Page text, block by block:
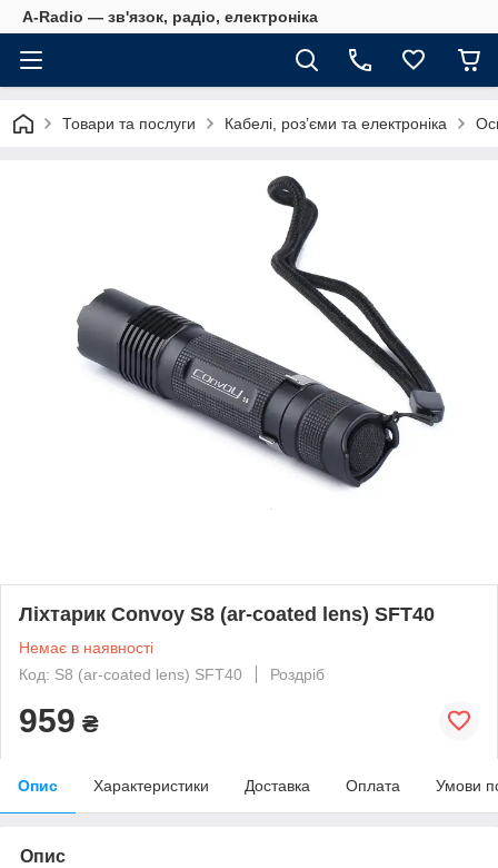
A-Radio — зв'язок, радіо, електроніка
Товари та послуги Кабелі, роз’єми та електроніка
Ліхтарик Convoy S8 (ar-coated lens) SFT40
Немає в наявності
Код: S8 (ar-coated lens) SFT40
Роздріб
959 ₴
Опис Характеристики Доставка Оплата Умови
Опис